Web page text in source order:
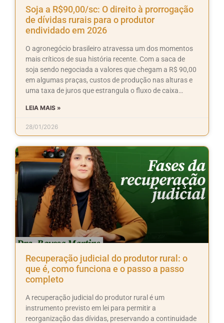
Soja a R$90,00/sc: O direito à prorrogação
de dívidas rurais para o produtor
endividado em 2026
O agronegócio brasileiro atravessa um dos momentos
mais críticos de sua história recente. Com a saca de
soja sendo negociada a valores que chegam a R$ 90,00
em algumas praças, custos de produção nas alturas e
uma taxa de juros que estrangula o fluxo de caixa…
LEIA MAIS »
28/01/2026
Recuperação judicial do produtor rural: o
que é, como funciona e o passo a passo
completo
A recuperação judicial do produtor rural é um
instrumento previsto em lei para permitir a
reorganização das dívidas, preservando a continuidade